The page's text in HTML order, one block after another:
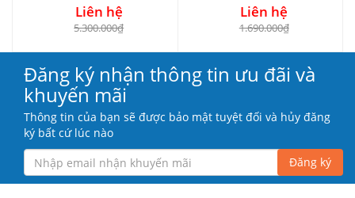
Liên hệ
5.300.000₫
Liên hệ
1.690.000₫
Đăng ký nhận thông tin ưu đãi và
khuyến mãi
Thông tin của bạn sẽ được bảo mật tuyệt đối và hủy đăng
ký bất cứ lúc nào
Đăng ký